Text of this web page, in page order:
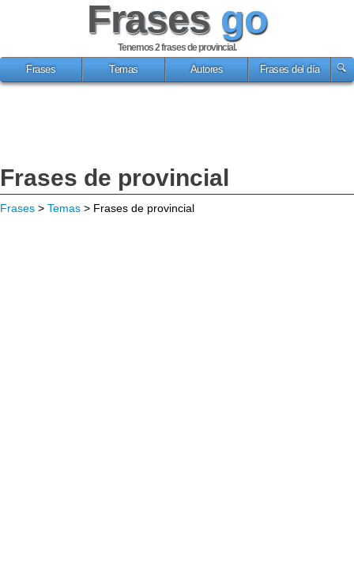
Frases go
Tenemos 2frases de provincial.
Frases
Temas Autores Frases del día
Frases de provincial
Frases > Temas > Frases de provincial